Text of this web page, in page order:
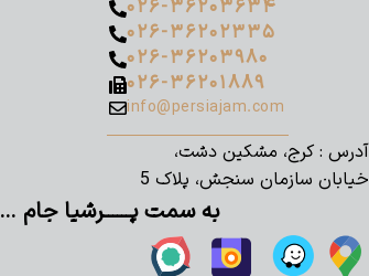
۰۲۶-۳۶۲۰۳۶۳۴
۰۲۶-۳۶۲۰۲۳۳۵
۰۲۶-۳۶۲۰۳۹۸۰
۰۲۶-۳۶۲۰۱۸۸۹
info@persiajam.com
آدرس : کرج، مشکین دشت،
خیابان سازمان سنجش، پلاک 5
به سمت پــــــرشیا جام …